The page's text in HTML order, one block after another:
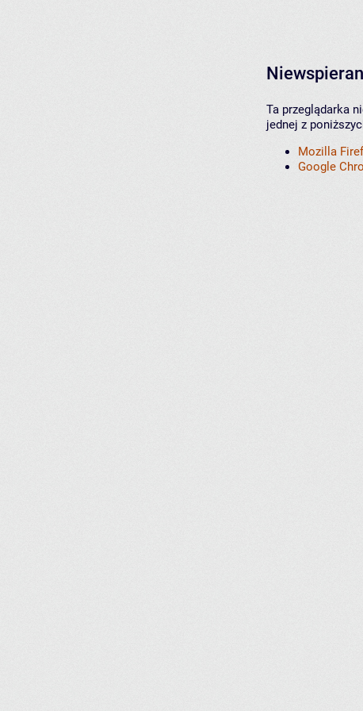
Ta przeglądarka
jednej z
Mozilla
Google